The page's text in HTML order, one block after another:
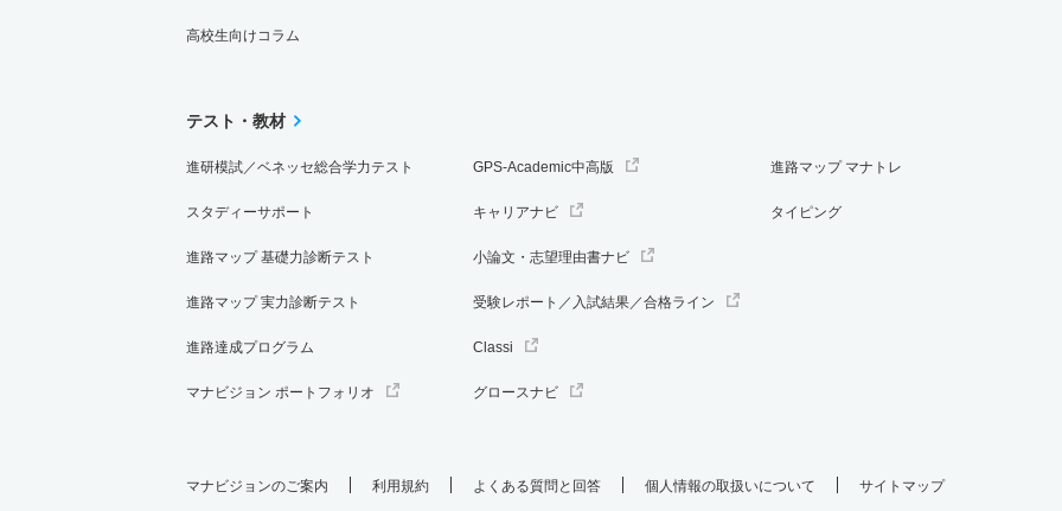
高校生向けコラム
テスト・教材
進研模試／ベネッセ総合学力テスト
スタディーサポート
進路マップ 基礎力診断テスト
進路マップ 実力診断テスト
進路達成プログラム
マナビジョン ポートフォリオ
GPS-Academic中高版
キャリアナビ
小論文・志望理由書ナビ
受験レポート／入試結果／合格ライン
Classi
グロースナビ
進路マップ マナトレ
タイピング
マナビジョンのご案内 利用規約 よくある質問と回答 個人情報の取扱いについて サイトマップ